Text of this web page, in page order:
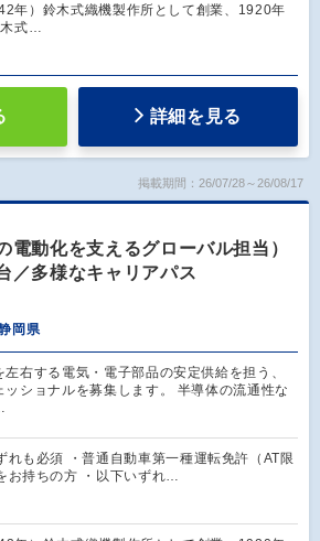
年）鈴木式織機製作所として創業、1920年
式…
詳細を見る
掲載期間：26/07/28～26/08/17
電動化を支えるグローバル担当）
／多様なキャリアパス
岡県
左右する電気・電子部品の安定供給を担う、
ッショナルを募集します。 半導体の流通性な
れも必須 ・普通自動車第一種運転免許（AT限
お持ちの方 ・以下いずれ…